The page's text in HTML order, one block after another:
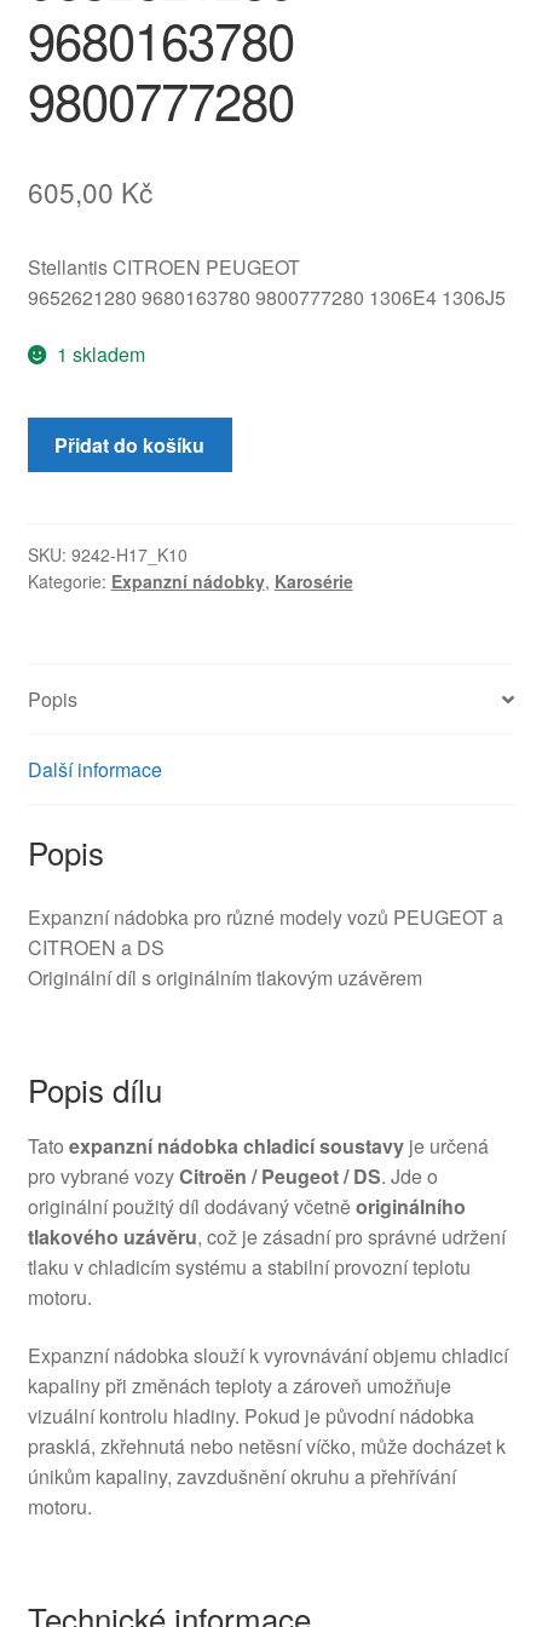
9680163780
9800777280
605,00 Kč
Stellantis CITROEN PEUGEOT
9652621280 9680163780 9800777280 1306E4 1306J5
1 skladem
Expanzní
nádobka
9652621280
9680163780
Přidat do košíku
SKU: 9242-H17_K10
Kategorie: Expanzní nádobky, Karosérie
Popis
Další informace
Popis
Expanzní nádobka pro různé modely vozů PEUGEOT a
CITROEN a DS
Originální díl s originálním tlakovým uzávěrem
Popis dílu
Tato expanzní nádobka chladicí soustavyje určená
pro vybrané vozyCitroën / Peugeot / DS. Jde o
originální použitý díl dodávaný včetněoriginálního
tlakového uzávěru, což je zásadní pro správné udržení
tlaku v chladicím systému a stabilní provozní teplotu
motoru.
Expanzní nádobka slouží k vyrovnávání objemu chladicí
kapaliny při změnách teploty a zároveň umožňuje
vizuální kontrolu hladiny. Pokud je původní nádobka
prasklá, zkřehnutá nebo netěsní víčko, může docházet k
únikům kapaliny, zavzdušnění okruhu a přehřívání
motoru.